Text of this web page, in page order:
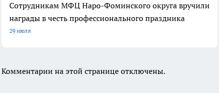
Сотрудникам МФЦ Наро-Фоминского округа вручили
награды в честь профессионального праздника
29 июля
Комментарии на этой странице отключены.